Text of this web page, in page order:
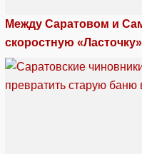
Между Саратовом и
скоростную «Ласточку»